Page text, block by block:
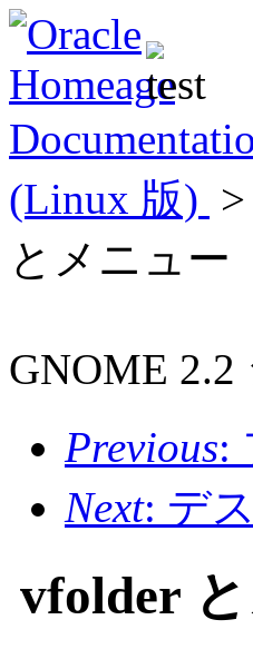
(Linux 版) >
とメニュー
GNOME
Previous:
Next: デ
vfolder